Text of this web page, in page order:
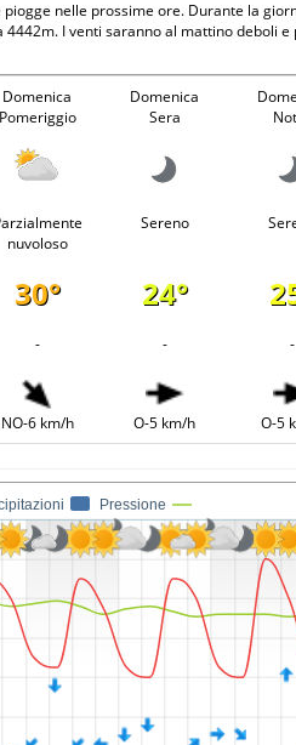
nelle prossime ore. Durante la
I venti saranno al mattino deboli
Domenica
Pomeriggio
Domenica
Sera
nuvoloso
Sereno
30° 24°
- - -
NO-6 km/h O-5 km/h O-5
Pressione